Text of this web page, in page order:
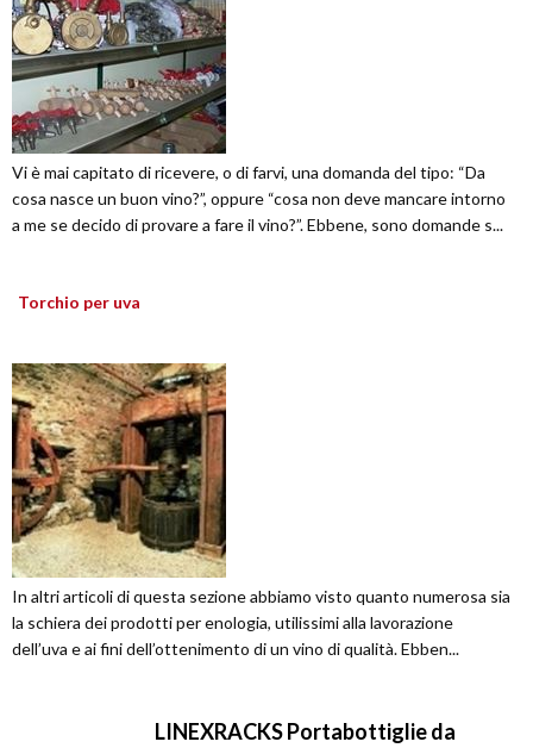
Vi è mai capitato di ricevere, o di farvi, una domanda del tipo: “Da
cosa nasce un buon vino?”, oppure “cosa non deve mancare intorno
a me se decido di provare a fare il vino?”. Ebbene, sono domande s...
Torchio per uva
In altri articoli di questa sezione abbiamo visto quanto numerosa sia
la schiera dei prodotti per enologia, utilissimi alla lavorazione
dell’uva e ai fini dell’ottenimento di un vino di qualità. Ebben...
LINEXRACKS Portabottiglie da